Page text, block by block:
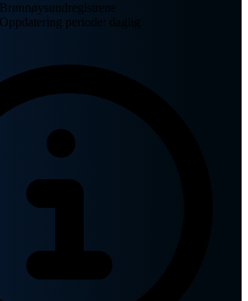
Brønnøysundregistrene
Oppdatering periode: daglig